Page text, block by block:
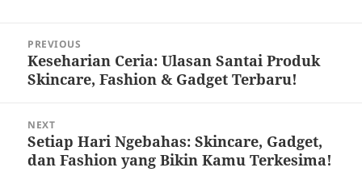
navigation
PREVIOUS
Previous
post:
Keseharian Ceria: Ulasan Santai Produk
Skincare, Fashion & Gadget Terbaru!
NEXT
Next
post:
Setiap Hari Ngebahas: Skincare, Gadget,
dan Fashion yang Bikin Kamu Terkesima!